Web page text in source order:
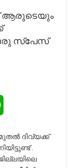
ആരുടെയും
ഒരു സ്പേസ്
ദിവ്യക്ക്
.